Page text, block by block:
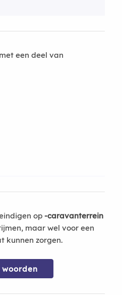
een deel van
op -caravanterrein
maar wel voor een
kunnen zorgen.
woorden